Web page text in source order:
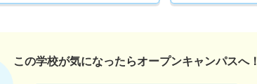
この学校が気になったらオープンキャンパスへ！